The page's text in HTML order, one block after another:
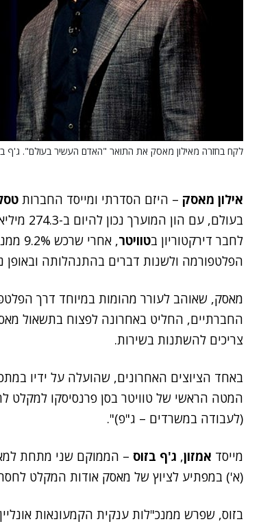
לקח בחזרה מאילון מאסק את התואר "האדם העשיר בעולם". ג'ף
אילון מאסק – היזם הסדרתי ומייסד החברות
בעולם, עם הון המוערך נכון להיום ב-274.3 מיליארד דולר על פי
לחבר דירקטוריון בטוויטר
הפלטפורמה ולשנות דברים בהתנהלותה ובאופן
מאסק, שאוהב לעורר מהומות במיוחד דרך
החברתיים, החליט באחרונה לפצוח בתשאול
צריכים להשתנות בשירות.
באחד הציוצים האחרונים, שהועלה על ידיו
המטה הראשי של טוויטר בסן פרנסיסקו למקלט
(לעבודה במשרדים – ג"פ)".
מייסד אמזון, ג'ף בזוס
(א') במפתיע לציוץ של מאסק אודות המקלט
בזוס, שפרש ממנכ"לות ענקית הקמעונאות